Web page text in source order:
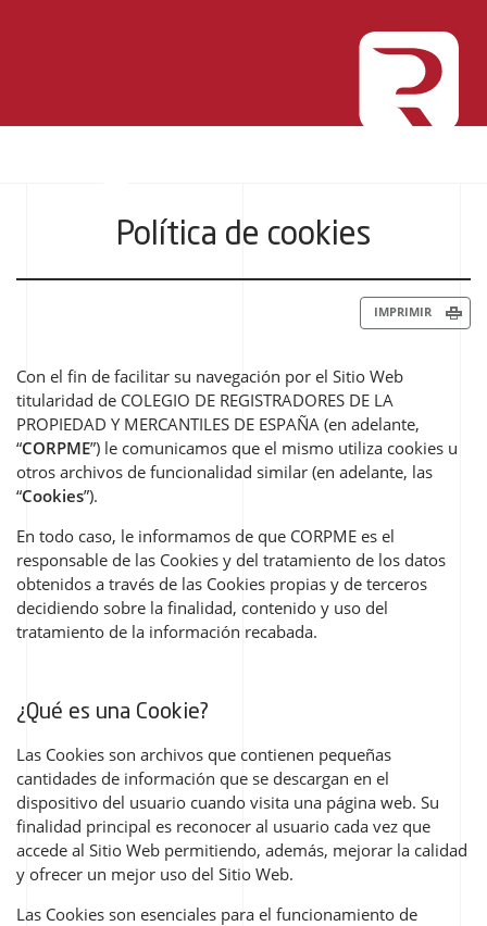
Política de cookies
IMPRIMIR
Con el fin de facilitar su navegación por el Sitio Web
titularidad de COLEGIO DE REGISTRADORES DE LA
PROPIEDAD Y MERCANTILES DE ESPAÑA (en adelante,
“CORPME”) le comunicamos que el mismo utiliza cookies u
otros archivos de funcionalidad similar (en adelante, las
“Cookies”).
En todo caso, le informamos de que CORPME es el
responsable de las Cookies y del tratamiento de los datos
obtenidos a través de las Cookies propias y de terceros
decidiendo sobre la finalidad, contenido y uso del
tratamiento de la información recabada.
¿Qué es una Cookie?
Las Cookies son archivos que contienen pequeñas
cantidades de información que se descargan en el
dispositivo del usuario cuando visita una página web. Su
finalidad principal es reconocer al usuario cada vez que
accede al Sitio Web permitiendo, además, mejorar la calidad
y ofrecer un mejor uso del Sitio Web.
Las Cookies son esenciales para el funcionamiento de